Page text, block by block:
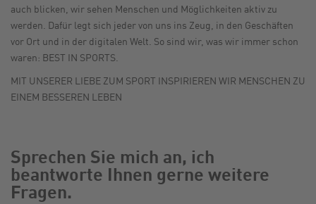
auch blicken, wir sehen Menschen und Möglichkeiten aktiv zu
werden. Dafür legt sich jeder von uns ins Zeug, in den Geschäften
vor Ort und in der digitalen Welt. So sind wir, was wir immer schon
waren: BEST IN SPORTS.
MIT UNSERER LIEBE ZUM SPORT INSPIRIEREN WIR MENSCHEN ZU
EINEM BESSEREN LEBEN
Sprechen Sie mich an, ich
beantworte Ihnen gerne weitere
Fragen.